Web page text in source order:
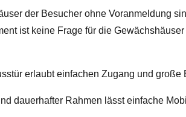
der Besucher ohne Voranmeldung
ist keine Frage für die
erlaubt einfachen Zugang und große
dauerhafter Rahmen lässt einfache